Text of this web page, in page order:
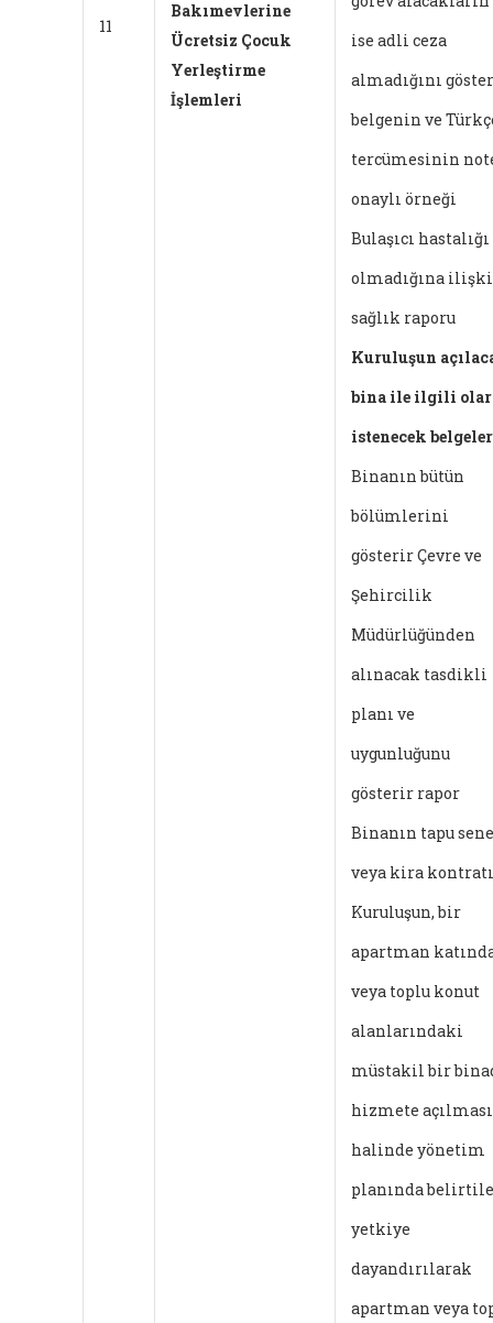
11
Bakımevlerine
Ücretsiz Çocuk
Yerleştirme
İşlemleri
ise adli ceza
almadığını
belgenin ve
tercümesinin
onaylı örneği
Bulaşıcı hastalığı
olmadığına
sağlık raporu
Kuruluşun
bina ile ilgili
istenecek
Binanın bütün
bölümlerini
gösterir Çevre ve
Şehircilik
Müdürlüğünden
alınacak tasdikli
planı ve
uygunluğunu
gösterir rapor
Binanın tapu
veya kira kontratı
Kuruluşun, bir
apartman
veya toplu konut
alanlarındaki
müstakil bir
hizmete açılması
halinde yönetim
planında
yetkiye
dayandırılarak
apartman veya